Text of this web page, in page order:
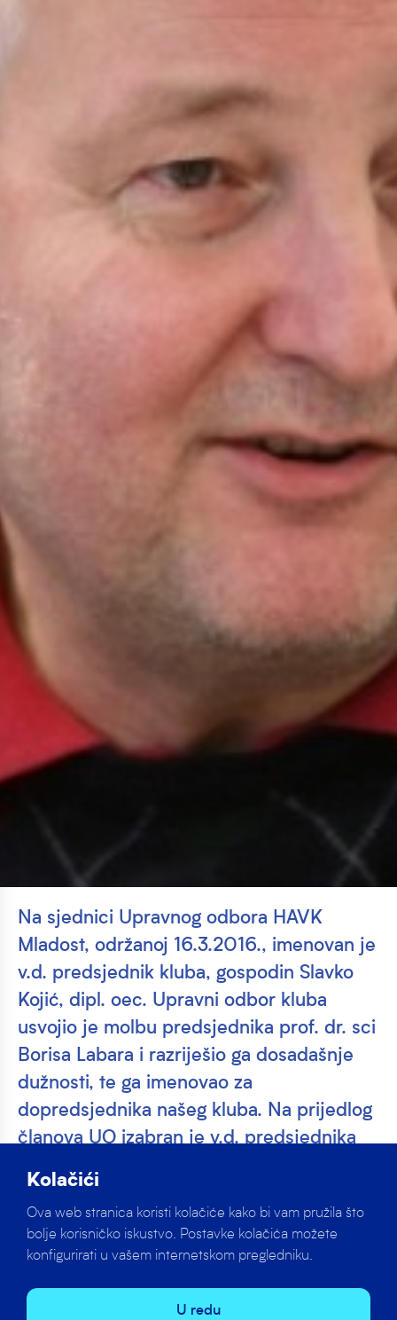
Na sjednici Upravnog odbora HAVK
Mladost, održanoj 16.3.2016., imenovan je
v.d. predsjednik kluba, gospodin Slavko
Kojić, dipl. oec. Upravni odbor kluba
usvojio je molbu predsjednika prof. dr. sci
Borisa Labara i razriješio ga dosadašnje
dužnosti, te ga imenovao za
dopredsjednika našeg kluba. Na prijedlog
članova UO izabran je v.d. predsjednika
Na sjednici Upravnog odbora HAVK Mladost, održanoj
16.3.2016., imenovan je v.d. predsjednik kluba,
gospodin Slavko Kojić, dipl. oec.
Upravni odbor kluba usvojio je molbu predsjednika
prof. dr. sci Borisa Labara i razriješio ga dosadašnje
Kolačići
Ova web stranica koristi kolačiće kako bi vam pružila što
bolje korisničko iskustvo. Postavke kolačića možete
konfigurirati u vašem internetskom pregledniku.
U redu